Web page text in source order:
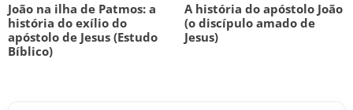
João na ilha de Patmos: a
história do exílio do
apóstolo de Jesus (Estudo
Bíblico)
A história do apóstolo João
(o discípulo amado de
Jesus)